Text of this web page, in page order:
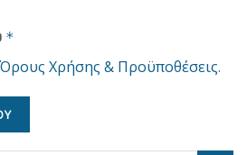
*
Όρους Χρήσης & Προϋποθέσεις.